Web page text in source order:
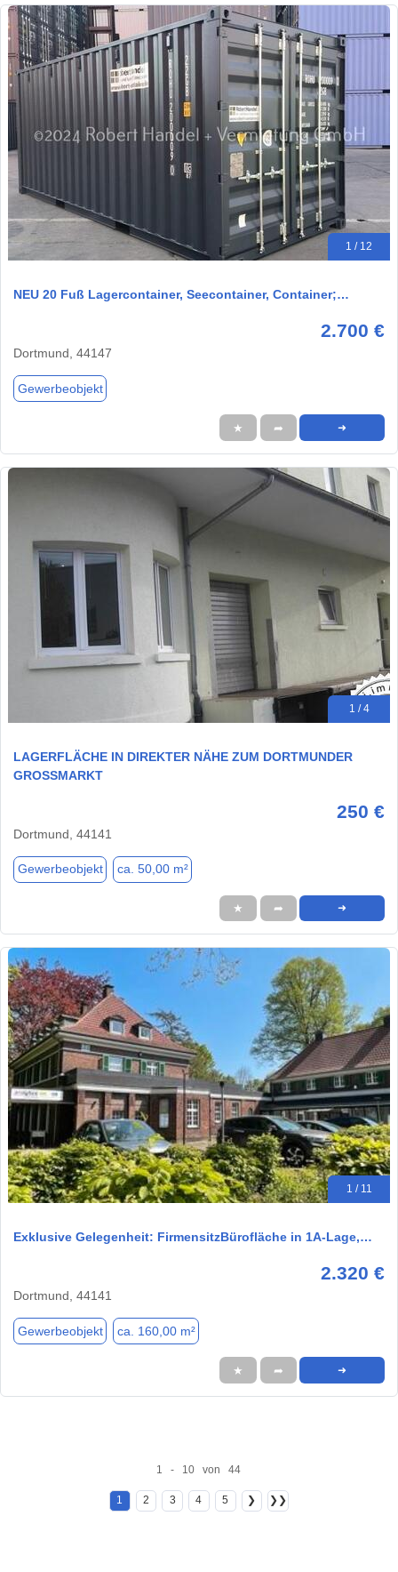
1 / 12
NEU 20 Fuß Lagercontainer, Seecontainer, Container;…
2.700 €
Dortmund, 44147
Gewerbeobjekt
★ ➦ ➜
1 / 4
LAGERFLÄCHE IN DIREKTER NÄHE ZUM DORTMUNDER
GROSSMARKT
250 €
Dortmund, 44141
Gewerbeobjekt ca. 50,00 m²
★ ➦ ➜
1 / 11
Exklusive Gelegenheit: FirmensitzBürofläche in 1A-Lage,…
2.320 €
Dortmund, 44141
Gewerbeobjekt ca. 160,00 m²
★ ➦ ➜
1 - 10 von 44
1 2 3 4 5 ❯ ❯❯